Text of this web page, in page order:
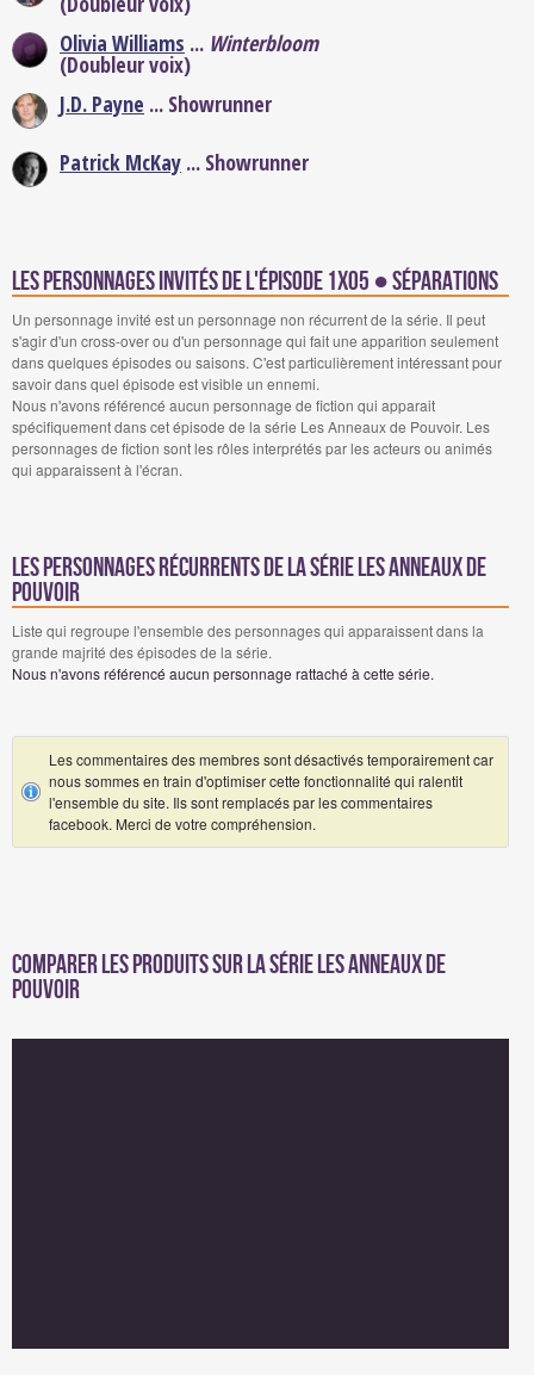
Olivia Williams ... Winterbloom
(Doubleur voix)
J.D. Payne ... Showrunner
Patrick McKay ... Showrunner
Les personnages invités de l'épisode 1x05 ● Séparations
Un personnage invité est un personnage non récurrent de la série. Il peut
s'agir d'un cross-over ou d'un personnage qui fait une apparition seulement
dans quelques épisodes ou saisons. C'est particulièrement intéressant pour
savoir dans quel épisode est visible un ennemi.
Nous n'avons référencé aucun personnage de fiction qui apparait
spécifiquement dans cet épisode de la série Les Anneaux de Pouvoir. Les
personnages de fiction sont les rôles interprétés par les acteurs ou animés
qui apparaissent à l'écran.
Les personnages récurrents de la série Les Anneaux de
Pouvoir
Liste qui regroupe l'ensemble des personnages qui apparaissent dans la
grande majrité des épisodes de la série.
Nous n'avons référencé aucun personnage rattaché à cette série.
Les commentaires des membres sont désactivés temporairement car
nous sommes en train d'optimiser cette fonctionnalité qui ralentit
l'ensemble du site. Ils sont remplacés par les commentaires
facebook. Merci de votre compréhension.
Comparer les produits sur la série Les Anneaux de
Pouvoir